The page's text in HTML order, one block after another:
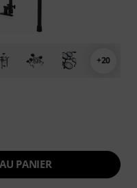
+20
PANIER